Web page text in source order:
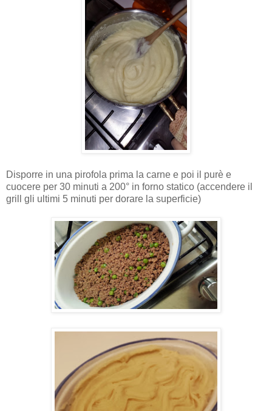
Disporre in una pirofola prima la carne e poi il purè e
cuocere per 30 minuti a 200° in forno statico (accendere il
grill gli ultimi 5 minuti per dorare la superficie)